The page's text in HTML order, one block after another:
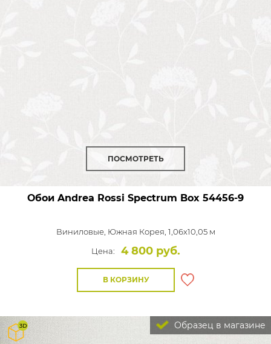
ПОСМОТРЕТЬ
Обои Andrea Rossi Spectrum Box 54456-9
Виниловые, Южная Корея, 1,06x10,05 м
Цена:
4 800 руб.
В КОРЗИНУ
Образец в магазине